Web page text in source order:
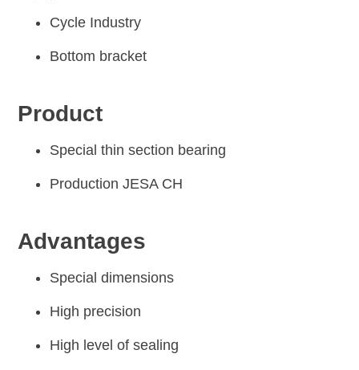
Cycle Industry
Bottom bracket
Product
Special thin section bearing
Production JESA CH
Advantages
Special dimensions
High precision
High level of sealing